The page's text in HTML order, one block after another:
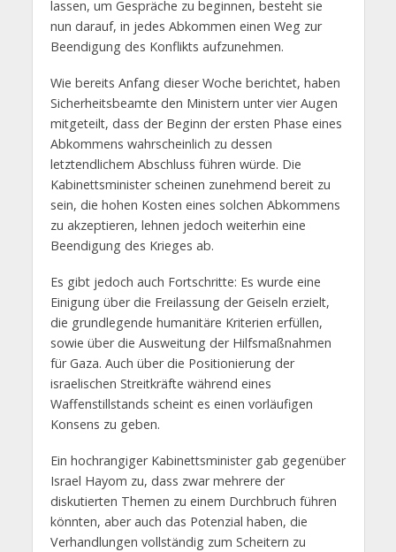
lassen, um Gespräche zu beginnen, besteht sie
nun darauf, in jedes Abkommen einen Weg zur
Beendigung des Konflikts aufzunehmen.
Wie bereits Anfang dieser Woche berichtet, haben
Sicherheitsbeamte den Ministern unter vier Augen
mitgeteilt, dass der Beginn der ersten Phase eines
Abkommens wahrscheinlich zu dessen
letztendlichem Abschluss führen würde. Die
Kabinettsminister scheinen zunehmend bereit zu
sein, die hohen Kosten eines solchen Abkommens
zu akzeptieren, lehnen jedoch weiterhin eine
Beendigung des Krieges ab.
Es gibt jedoch auch Fortschritte: Es wurde eine
Einigung über die Freilassung der Geiseln erzielt,
die grundlegende humanitäre Kriterien erfüllen,
sowie über die Ausweitung der Hilfsmaßnahmen
für Gaza. Auch über die Positionierung der
israelischen Streitkräfte während eines
Waffenstillstands scheint es einen vorläufigen
Konsens zu geben.
Ein hochrangiger Kabinettsminister gab gegenüber
Israel Hayom zu, dass zwar mehrere der
diskutierten Themen zu einem Durchbruch führen
könnten, aber auch das Potenzial haben, die
Verhandlungen vollständig zum Scheitern zu